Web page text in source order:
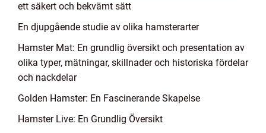
ett säkert och bekvämt sätt
En djupgående studie av olika hamsterarter
Hamster Mat: En grundlig översikt och presentation av
olika typer, mätningar, skillnader och historiska fördelar
och nackdelar
Golden Hamster: En Fascinerande Skapelse
Hamster Live: En Grundlig Översikt